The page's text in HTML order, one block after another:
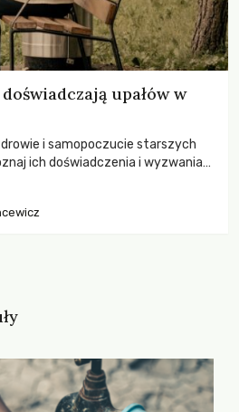
upałów w
i samopoczucie starszych
ich doświadczenia i wyzwania